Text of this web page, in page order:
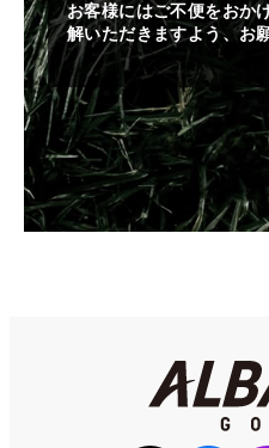
お客様にはご不便をおか
解いただきますよう、お